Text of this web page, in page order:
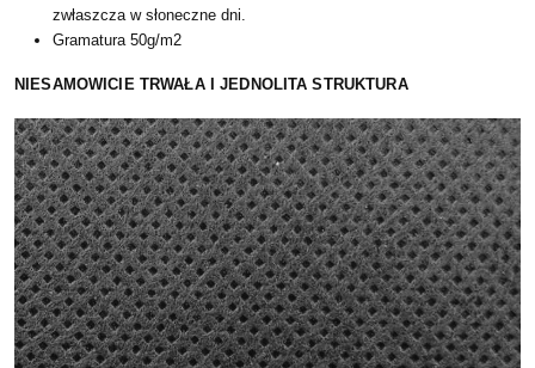
zwłaszcza w słoneczne dni.
Gramatura 50g/m2
NIESAMOWICIE TRWAŁA I JEDNOLITA STRUKTURA